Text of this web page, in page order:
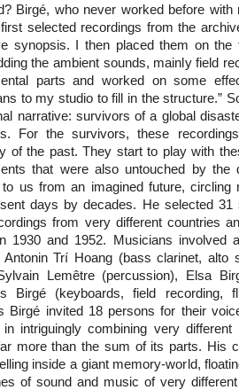
Birgé, who never worked before with
selected recordings from the
synopsis. I then placed them on the
the ambient sounds, mainly field
parts and worked on some
to my studio to fill in the structure.”
narrative: survivors of a global
For the survivors, these
of the past. They start to play with
that were also untouched by the
us from an imagined future, circling
days by decades. He selected 31
from very different countries
1930 and 1952. Musicians involved
Antonin Trí Hoang (bass clarinet, alto
Lemêtre (percussion), Elsa
Birgé (keyboards, field recording,
Birgé invited 18 persons for their
in intriguingly combining very different
more than the sum of its parts. His
inside a giant memory-world,
of sound and music of very